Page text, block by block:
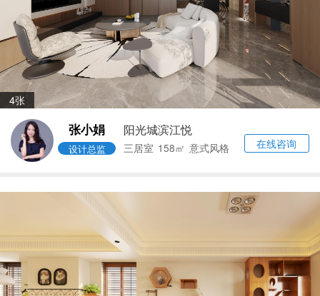
4张
张小娟
设计总监
阳光城滨江悦
三居室 158㎡ 意式风格 在线咨询